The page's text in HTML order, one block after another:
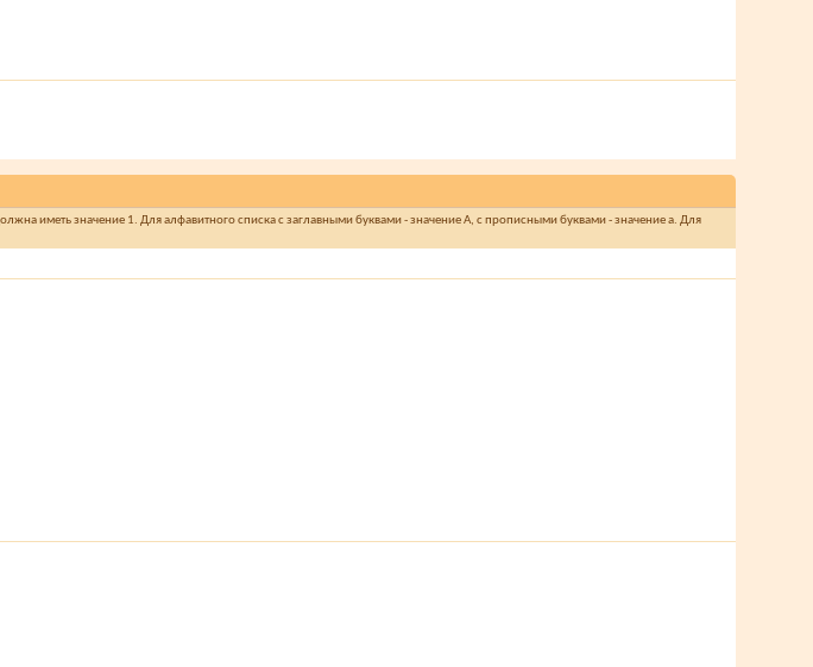
иметь значение 1. Для алфавитного списка с заглавными буквами - значение A, с прописными буквами - значение а. Для